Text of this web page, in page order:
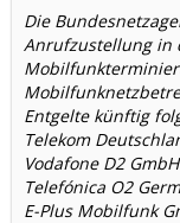
Die
Anrufzustellung in
Entgelte künftig
Telekom
Vodafone D2
Telefónica O2
E-Plus Mobilfunk